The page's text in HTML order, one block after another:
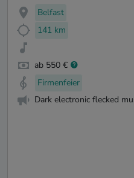
Belfast
141 km
ab 550 €
Firmenfeier
Dark electronic flecked